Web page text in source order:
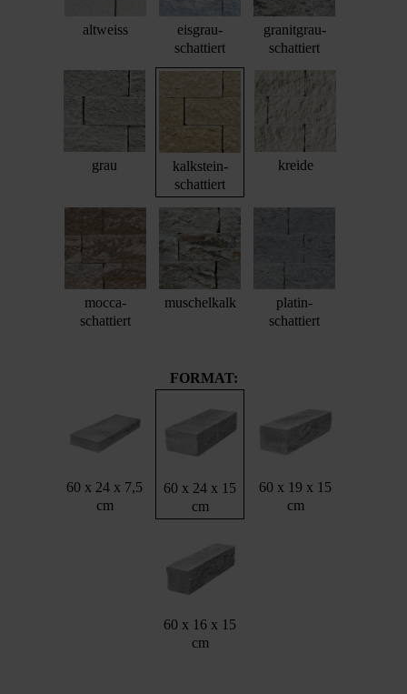
altweiss
eisgrau-
schattiert
granitgrau-
schattiert
grau
kalkstein-
schattiert
kreide
mocca-
schattiert
muschelkalk
platin-
schattiert
FORMAT:
60 x 24 x 7,5
cm
60 x 24 x 15
cm
60 x 19 x 15
cm
60 x 16 x 15
cm